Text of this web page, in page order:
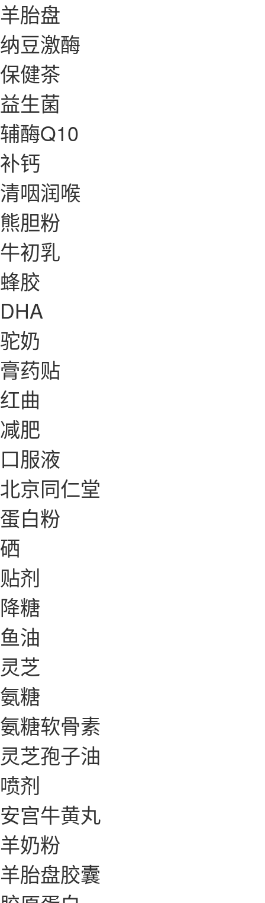
羊胎盘
纳豆激酶
保健茶
益生菌
辅酶Q10
补钙
清咽润喉
熊胆粉
牛初乳
蜂胶
DHA
驼奶
膏药贴
红曲
减肥
口服液
北京同仁堂
蛋白粉
硒
贴剂
降糖
鱼油
灵芝
氨糖
氨糖软骨素
灵芝孢子油
喷剂
安宫牛黄丸
羊奶粉
羊胎盘胶囊